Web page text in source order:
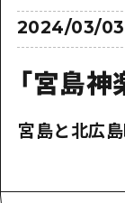
お問い
事業者
2024/03/
「宮島
宮島と北広島